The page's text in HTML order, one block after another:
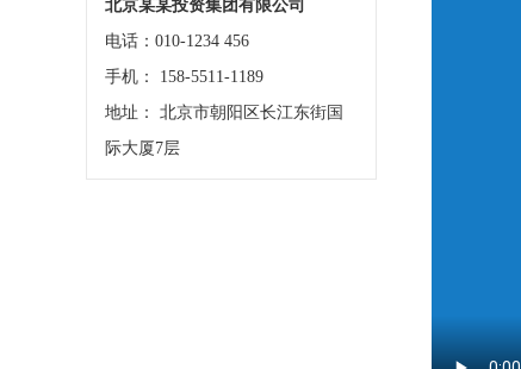
北京某某投资集团有限公司
电话：010-1234 456
手机： 158-5511-1189
地址： 北京市朝阳区长江东街国
际大厦7层